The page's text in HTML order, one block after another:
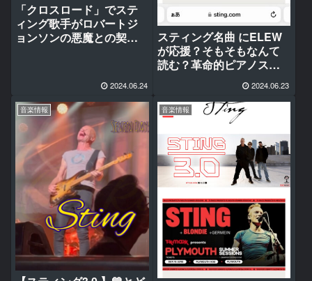
「クロスロード」でステ
ィング歌手がロバートジ
ョンソンの悪魔との契約
2024.06.24
スティング名曲 にELEW
が応援？そもそもなんて
読む？革命的ピアノスタ
イルに潜む可能性 2024.06.23
音楽情報 音楽情報